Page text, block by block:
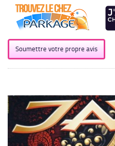
Soumettre votre propre avis